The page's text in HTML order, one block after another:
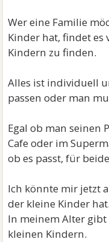
Wer eine Familie
Kinder hat, findet
Kindern zu finden.
Alles ist individuell
passen oder man
Egal ob man seinen
Cafe oder im
ob es passt, für
Ich könnte mir jetzt
der kleine Kinder
In meinem Alter
kleinen Kindern.